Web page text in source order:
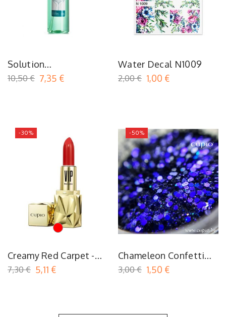
Solution
Désinfectante À Base
D'Alcool Hand Protect
10,50 € 7,35 €
Water Decal N1009
2,00 € 1,00 €
-30%
Creamy Red Carpet -
Mini Rouge À Lèvres
Cupio VIP
7,30 € 5,11 €
Rouge
-50%
Chameleon Confetti
Royal Indigo
3,00 € 1,50 €